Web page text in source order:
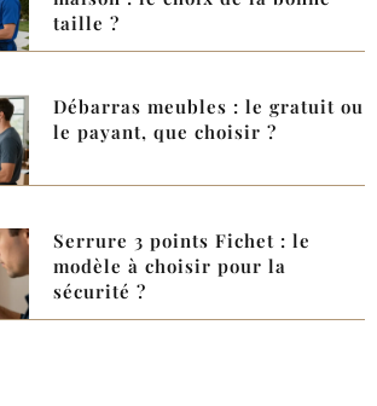
taille ?
Débarras meubles : le gratuit ou
le payant, que choisir ?
Serrure 3 points Fichet : le
modèle à choisir pour la
sécurité ?